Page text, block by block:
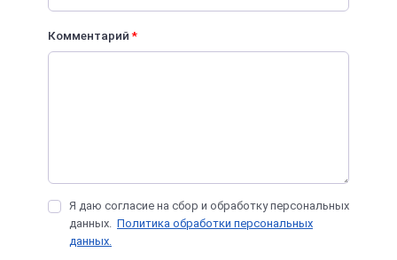
Комментарий*
Я даю согласие на сбор и обработку персональных
данных. Политика обработки персональных
данных.